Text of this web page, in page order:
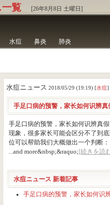
覧 [26年8月8日 土曜日]
水痘 鼻炎 肺炎
水痘ニュース 2018/05/29 (19:19) [水痘]
手足口病的预警，家长如何识辨
手足口病的预警，家长如何识辨真
现象，很多家长可能会区分不了到
位可以帮助我们大概做出一个判断
...and more&nbsp;&raquo; [続きを読
水痘ニュース 新着記事
手足口病的预警，家长如何识